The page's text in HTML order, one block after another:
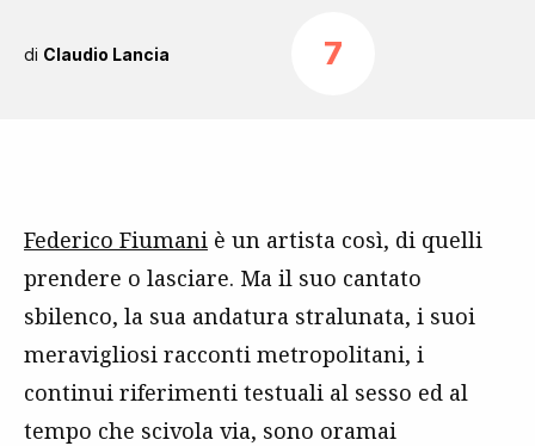
di Claudio Lancia 7
Federico Fiumani è un artista così, di quelli
prendere o lasciare. Ma il suo cantato
sbilenco, la sua andatura stralunata, i suoi
meravigliosi racconti metropolitani, i
continui riferimenti testuali al sesso ed al
tempo che scivola via, sono oramai